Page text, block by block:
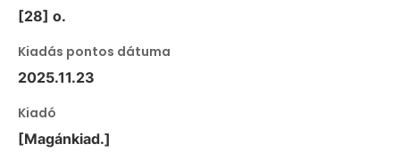
[28] o.
Kiadás pontos dátuma
2025.11.23
Kiadó
[Magánkiad.]